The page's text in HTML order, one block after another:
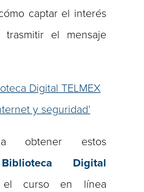
captar el interés
el mensaje
Digital TELMEX
y seguridad’
obtener estos
Biblioteca Digital
curso en línea